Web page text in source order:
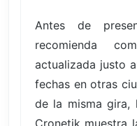
Antes de
recomienda
actualizada justo
fechas en otras
de la misma gira,
Cronetik muestra